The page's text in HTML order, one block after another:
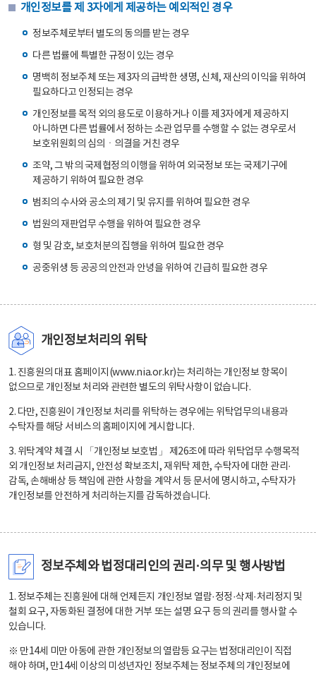
개인정보를 제 3자에게 제공하는 예외적인 경우
정보주체로부터 별도의 동의를 받는 경우
다른 법률에 특별한 규정이 있는 경우
명백히 정보주체 또는 제3자의 급박한 생명, 신체, 재산의 이익을 위하여
필요하다고 인정되는 경우
개인정보를 목적 외의 용도로 이용하거나 이를 제3자에게 제공하지
아니하면 다른 법률에서 정하는 소관 업무를 수행할 수 없는 경우로서
보호위원회의 심의ㆍ의결을 거친 경우
조약, 그 밖의 국제협정의 이행을 위하여 외국정보 또는 국제기구에
제공하기 위하여 필요한 경우
범죄의 수사와 공소의 제기 및 유지를 위하여 필요한 경우
법원의 재판업무 수행을 위하여 필요한 경우
형 및 감호, 보호처분의 집행을 위하여 필요한 경우
공중위생 등 공공의 안전과 안녕을 위하여 긴급히 필요한 경우
개인정보처리의 위탁
1. 진흥원의 대표 홈페이지(www.nia.or.kr)는 처리하는 개인정보 항목이
없으므로 개인정보 처리와 관련한 별도의 위탁사항이 없습니다.
2. 다만, 진흥원이 개인정보 처리를 위탁하는 경우에는 위탁업무의 내용과
수탁자를 해당 서비스의 홈페이지에 게시합니다.
3. 위탁계약 체결 시 「개인정보 보호법」 제26조에 따라 위탁업무 수행목적
외 개인정보 처리금지, 안전성 확보조치, 재위탁 제한, 수탁자에 대한 관리·
감독, 손해배상 등 책임에 관한 사항을 계약서 등 문서에 명시하고, 수탁자가
개인정보를 안전하게 처리하는지를 감독하겠습니다.
정보주체와 법정대리인의 권리·의무 및 행사방법
1. 정보주체는 진흥원에 대해 언제든지 개인정보 열람·정정·삭제·처리정지 및
철회 요구, 자동화된 결정에 대한 거부 또는 설명 요구 등의 권리를 행사할 수
있습니다.
※ 만14세 미만 아동에 관한 개인정보의 열람등 요구는 법정대리인이 직접
해야 하며, 만14세 이상의 미성년자인 정보주체는 정보주체의 개인정보에